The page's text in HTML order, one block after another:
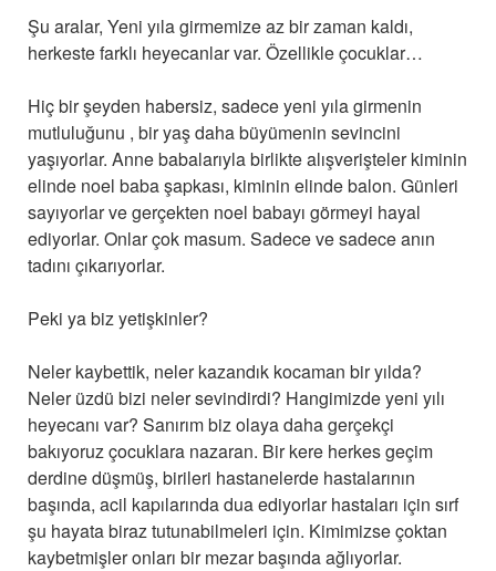
Şu aralar, Yeni yıla girmemize az bir zaman kaldı,
herkeste farklı heyecanlar var. Özellikle çocuklar…
Hiç bir şeyden habersiz, sadece yeni yıla girmenin
mutluluğunu , bir yaş daha büyümenin sevincini
yaşıyorlar. Anne babalarıyla birlikte alışverişteler kiminin
elinde noel baba şapkası, kiminin elinde balon. Günleri
sayıyorlar ve gerçekten noel babayı görmeyi hayal
ediyorlar. Onlar çok masum. Sadece ve sadece anın
tadını çıkarıyorlar.
Peki ya biz yetişkinler?
Neler kaybettik, neler kazandık kocaman bir yılda?
Neler üzdü bizi neler sevindirdi? Hangimizde yeni yılı
heyecanı var? Sanırım biz olaya daha gerçekçi
bakıyoruz çocuklara nazaran. Bir kere herkes geçim
derdine düşmüş, birileri hastanelerde hastalarının
başında, acil kapılarında dua ediyorlar hastaları için sırf
şu hayata biraz tutunabilmeleri için. Kimimizse çoktan
kaybetmişler onları bir mezar başında ağlıyorlar.